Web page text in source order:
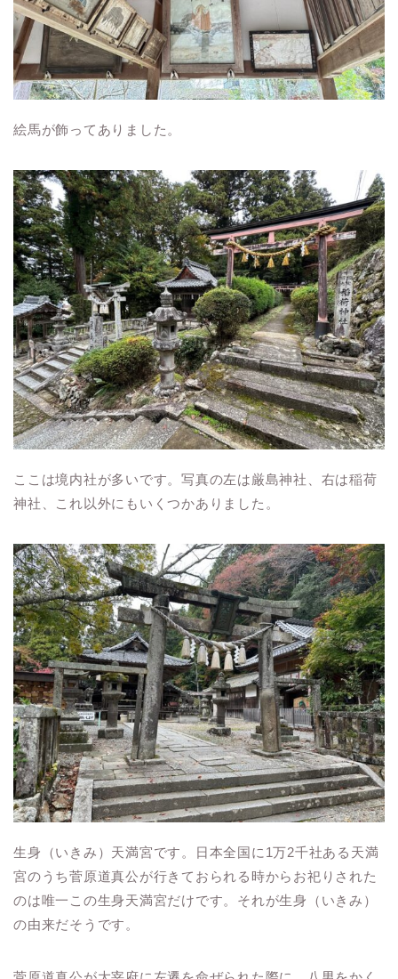
絵馬が飾ってありました。
ここは境内社が多いです。写真の左は厳島神社、右は稲荷
神社、これ以外にもいくつかありました。
生身（いきみ）天満宮です。日本全国に1万2千社ある天満
宮のうち菅原道真公が行きておられる時からお祀りされた
のは唯一この生身天満宮だけです。それが生身（いきみ）
の由来だそうです。